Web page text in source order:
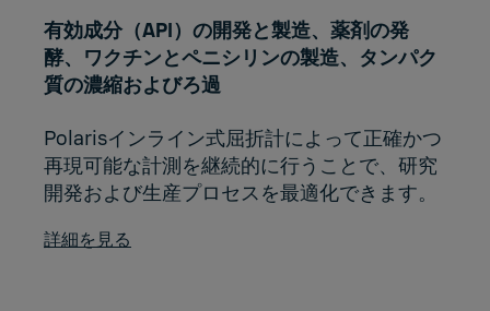
有効成分（API）の開発と製造、薬剤の発
酵、ワクチンとペニシリンの製造、タンパク
質の濃縮およびろ過
Polarisインライン式屈折計によって正確かつ
再現可能な計測を継続的に行うことで、研究
開発および生産プロセスを最適化できます。
詳細を見る